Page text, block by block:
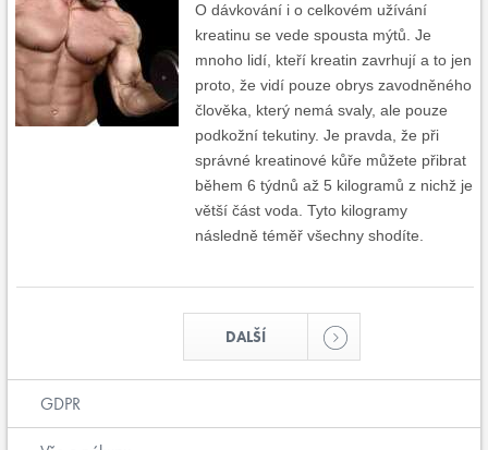
O dávkování i o celkovém užívání
kreatinu se vede spousta mýtů. Je
mnoho lidí, kteří kreatin zavrhují a to jen
proto, že vidí pouze obrys zavodněného
člověka, který nemá svaly, ale pouze
podkožní tekutiny. Je pravda, že při
správné kreatinové kůře můžete přibrat
během 6 týdnů až 5 kilogramů z nichž je
větší část voda. Tyto kilogramy
následně téměř všechny shodíte.
DALŠÍ
GDPR